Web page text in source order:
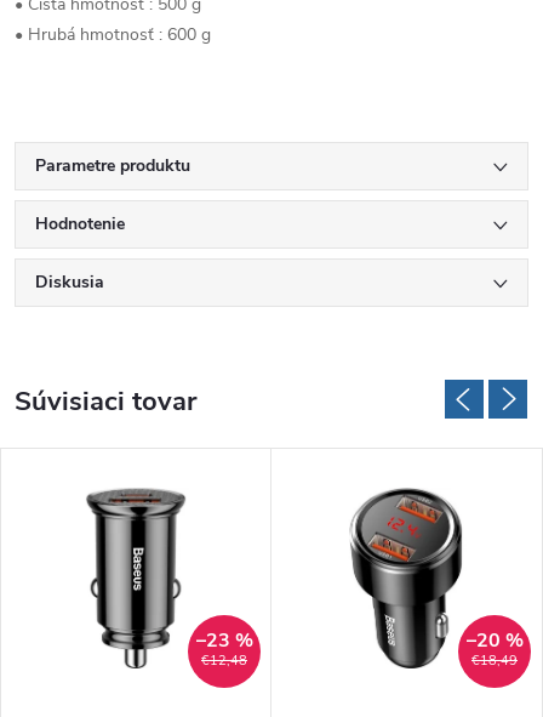
• Hrubá hmotnosť : 600 g
Parametre produktu
Hodnotenie
Diskusia
Súvisiaci tovar
€12,48
–23 %
€18,49
–20 %